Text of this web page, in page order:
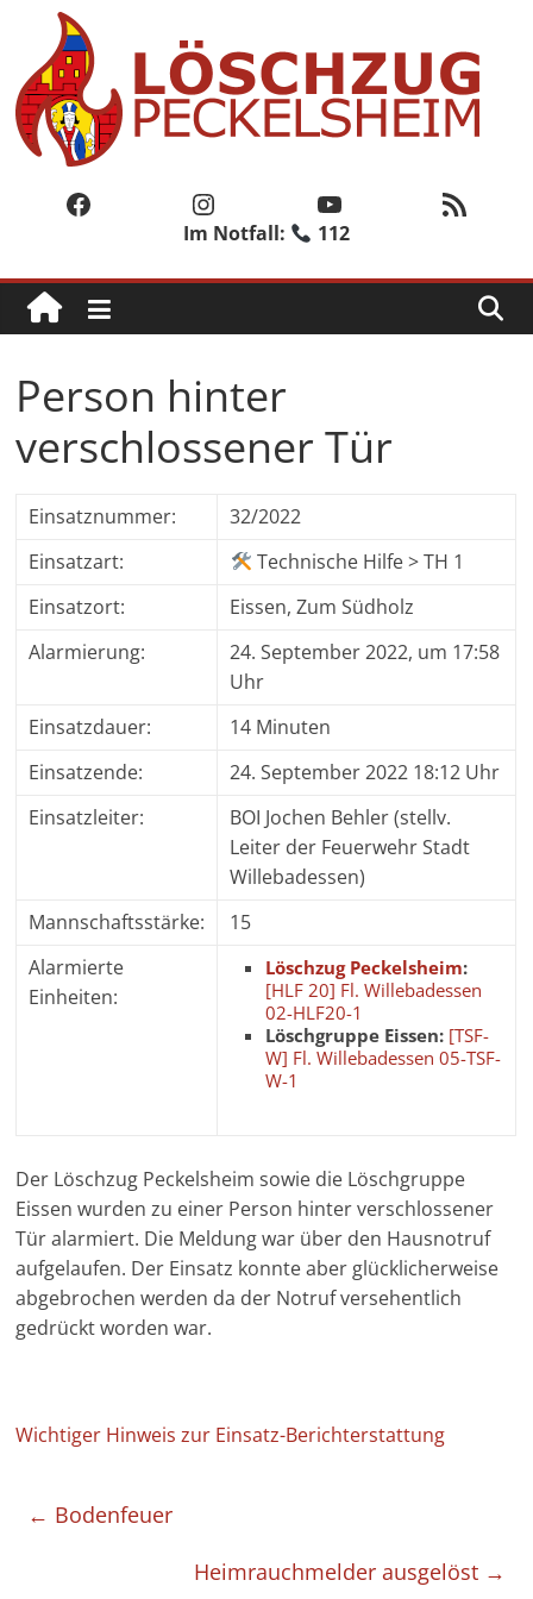
springen
Löschzug
Peckelsheim
Löschzug
der
Feuerwehr
der
Stadt
Willebadessen
Facebook Instagram YouTube RSS-Feed
Im Notfall: 112
Person hinter
verschlossener Tür
Einsatznummer:
32/2022
Einsatzart:
Technische Hilfe > TH 1
Einsatzort:
Eissen, Zum Südholz
Alarmierung:
24. September 2022, um 17:58
Uhr
Einsatzdauer:
14 Minuten
Einsatzende:
24. September 2022 18:12 Uhr
Einsatzleiter:
BOI Jochen Behler (stellv.
Leiter der Feuerwehr Stadt
Willebadessen)
Mannschaftsstärke:
15
Alarmierte
Einheiten:
Löschzug Peckelsheim:
[HLF 20] Fl. Willebadessen
02-HLF20-1
Löschgruppe Eissen: [TSF-
W] Fl. Willebadessen 05-TSF-
W-1
Der Löschzug Peckelsheim sowie die Löschgruppe
Eissen wurden zu einer Person hinter verschlossener
Tür alarmiert. Die Meldung war über den Hausnotruf
aufgelaufen. Der Einsatz konnte aber glücklicherweise
abgebrochen werden da der Notruf versehentlich
gedrückt worden war.
Wichtiger Hinweis zur Einsatz-Berichterstattung
← Bodenfeuer
Heimrauchmelder ausgelöst →